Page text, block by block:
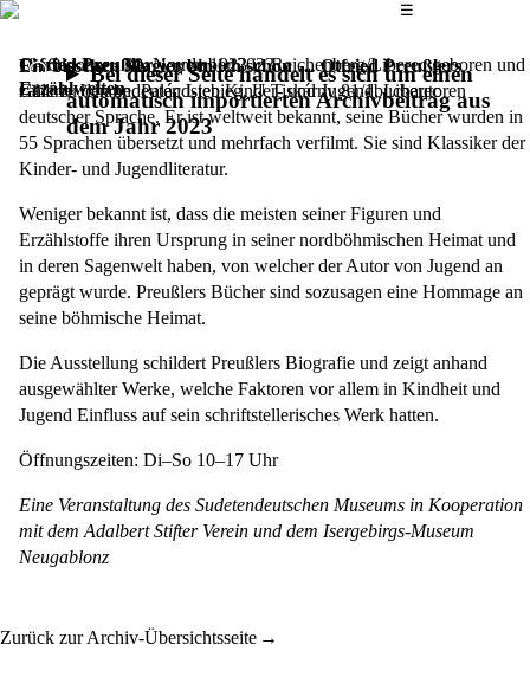
Das
☰
Bei dieser Seite handelt es sich um einen
automatisch importierten Archivbeitrag aus
dem Jahr 2023
Ein bisschen Magier bin ich schon … Otfried Preußlers
Erzählwelten
Otfried Preußlerwurde 1923 in Reichenberg/Liberec geboren und
zählt zu den bedeutendsten Kinder- und Jugendbuchautoren
deutscher Sprache. Er ist weltweit bekannt, seine Bücher wurden in
55 Sprachen übersetzt und mehrfach verfilmt. Sie sind Klassiker der
Kinder- und Jugendliteratur.
Weniger bekannt ist, dass die meisten seiner Figuren und
Erzählstoffe ihren Ursprung in seiner nordböhmischen Heimat und
in deren Sagenwelt haben, von welcher der Autor von Jugend an
geprägt wurde. Preußlers Bücher sind sozusagen eine Hommage an
seine böhmische Heimat.
Die Ausstellung schildert Preußlers Biografie und zeigt anhand
ausgewählter Werke, welche Faktoren vor allem in Kindheit und
Jugend Einfluss auf sein schriftstellerisches Werk hatten.
Öffnungszeiten: Di–So 10–17 Uhr
Eine Veranstaltung des Sudetendeutschen Museums in Kooperation
mit dem Adalbert Stifter Verein und dem Isergebirgs-Museum
Neugablonz
18. Oktober - 30. November 2023
Galerie Johann, Palác Liebieg, U Tiskárny 81/1, Liberec
Zurück zur Archiv-Übersichtsseite